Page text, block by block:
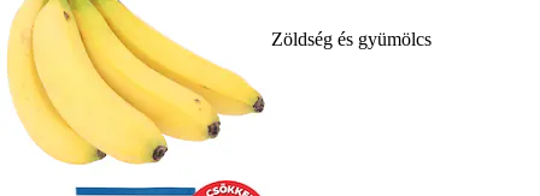
Zöldség és gyümölcs